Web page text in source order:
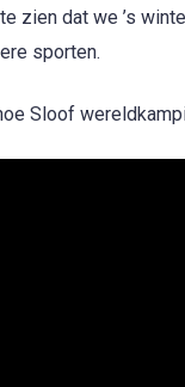
zien dat we ’s
sporten.
Sloof